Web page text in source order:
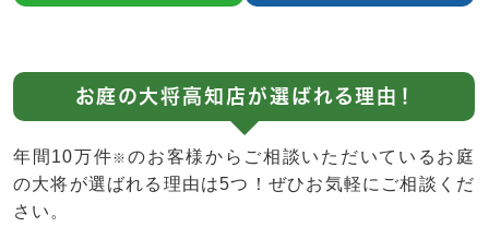
お庭の大将高知店が選ばれる理由！
年間10万件※のお客様からご相談いただいているお庭
の大将が選ばれる理由は5つ！ぜひお気軽にご相談くだ
さい。